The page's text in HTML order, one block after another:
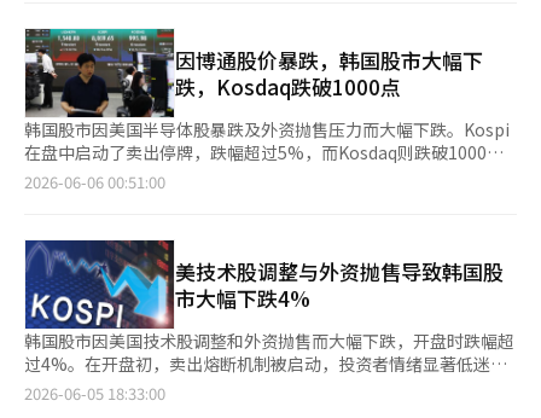
面受损。 代替证券研究员李京敏表示：“前一日美国股市中，博
通将第三季度AI销售指引定为160亿美元，低于172亿美元的预
期，导致半导体行业的投资情绪受到打击，国内半导体行业出现了
获利了结的抛售，整体下跌。” 他还指出：“此外，风险资产偏
好下降以及SpaceX上市等全球流动性外流的因素交织在一起，导
致了抛售现象的发生，结果整个行业普遍下跌。”※ 本报道经人
工智能（AI）系统翻译与编辑。
经网络”。因此，博通被称为“AI时代的隐形基础设施之王”，其
业绩与英伟达不相上下。 其股价也一路飙升。两年前，博通的股
价为119美元，而今年已飙升至495美元。然而，在6月3日（美国
当地时间）发布的第二季度业绩中，股价却暴跌约13%。这并不是
因为业绩不佳。第二季度，博通实现了2219亿美元的营收和每股
收益（EPS）2.44美元，分别同比增长48%和88%。这是创纪录的
增长，尤其是AI半导体的销售额在第二季度达到了108亿美元（同
比增长148%），第三季度的预期为160亿美元（同比增长
于“指引”，即未来业绩的预期未能达到市场的期待。博通对第三
季度AI芯片的销售预期为160亿美元，但市场预期为172亿美元，
导致市场对此进行了评估。博通的震荡也使得韩国股市在5日盘中
暴跌超过6%，对全球股市产生了较大冲击。 “博通震荡”生动地
展示了市场对AI的期待有多么巨大，以及对泡沫的担忧有多么深
刻。“即使同比增长两倍，仍未能达到市场的期望”，这表明了市
场对AI热潮的高度期待。 全球最大对冲基金桥水基金创始人雷·达
里奥（Ray Dalio）在6月3日接受彭博电视台采访时提到：“所有
因博通股价暴跌，韩国股市大幅下
跌，Kosdaq跌破1000点
韩国股市因美国半导体股暴跌及外资抛售压力而大幅下跌。Kospi
在盘中启动了卖出停牌，跌幅超过5%，而Kosdaq则跌破1000
点，回落至900点区间，为三个月以来首次。 根据韩国交易所的数
316.21点（-3.66%），随后跌幅扩大。当天上午9时8分25秒，由
于Kospi200期货指数暴跌，启动了程序性卖出停牌，暂停了5分
钟。 从资金流向来看，外资和机构的抛售导致了指数下跌。在证
券市场上，外资和机构分别净卖出3兆5391亿韩元和9399亿韩元，
而个人投资者则净买入3兆9444亿韩元。 市值较大的股票大多表现
疲软。三星电子（-6.69%）、SK海力士（-10.53%）、SK广场
（-7.71%）、现代汽车（-0.14%）、LG能源解决方案
（-1.90%）、三星生命（-5.59%）、三星物产（-14.02%）等均
2026-06-06 00:51:00
美技术股调整与外资抛售导致韩国股
市大幅下跌4%
韩国股市因美国技术股调整和外资抛售而大幅下跌，开盘时跌幅超
过4%。在开盘初，卖出熔断机制被启动，投资者情绪显著低迷。
根据韩国交易所的数据，截至上午9时04分，KOSPI指数较前一交
2026-06-05 18:33:00